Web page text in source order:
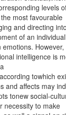
levels
most favourable
and directing
of an
However,
intelligence is
towhich
and affects may
tonew social-
necessity to make